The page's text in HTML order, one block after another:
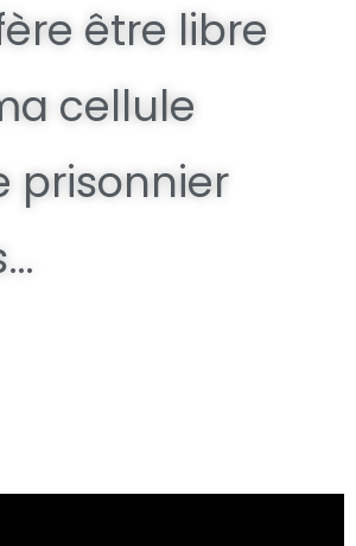
être libre
cellule
prisonnier